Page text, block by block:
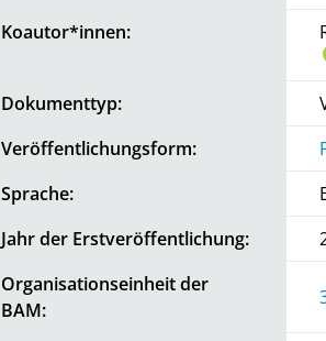
Koautor*innen:
Dokumenttyp:
Veröffentlichungsform:
Sprache:
Jahr der Erstveröffentlichung:
Organisationseinheit der
BAM: